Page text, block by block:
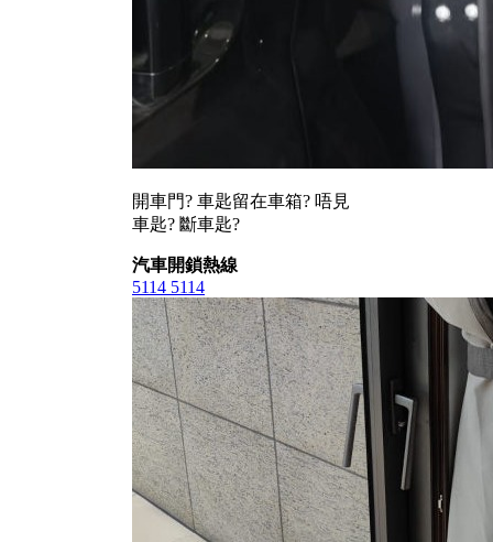
開車門? 車匙留在車箱? 唔見
車匙? 斷車匙?
汽車開鎖熱線
5114 5114